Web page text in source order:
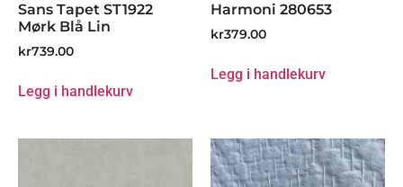
Sans Tapet ST1922
Mørk Blå Lin
kr739.00
Legg i handlekurv
Harmoni 280653
kr379.00
Legg i handlekurv